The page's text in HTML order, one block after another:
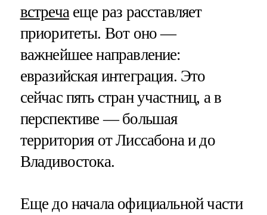
встреча еще раз расставляет
приоритеты. Вот оно —
важнейшее направление:
евразийская интеграция. Это
сейчас пять стран участниц, а в
перспективе — большая
территория от Лиссабона и до
Владивостока.
Еще до начала официальной части